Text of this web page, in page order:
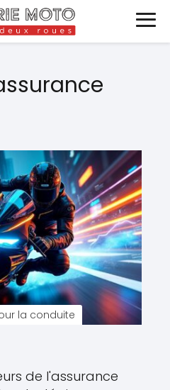
la conduite
de l'assurance